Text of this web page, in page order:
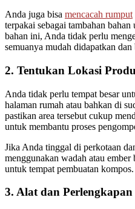
Anda juga bisa mencacah rumput
terpakai sebagai tambahan
bahan ini, Anda tidak perlu
semuanya mudah didapatkan dan
2. Tentukan Lokasi
Anda tidak perlu tempat besar
halaman rumah atau bahkan di
pastikan area tersebut cukup
untuk membantu proses
Jika Anda tinggal di perkotaan
menggunakan wadah atau
untuk tempat pembuatan kompos.
3. Alat dan Perlengkapan